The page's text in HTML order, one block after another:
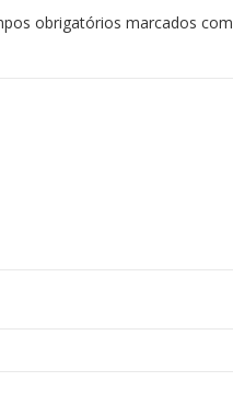
obrigatórios marcados com